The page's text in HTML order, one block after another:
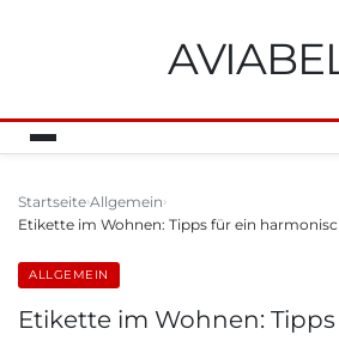
Startseite Allgemein
Etikette im Wohnen: Tipps für ein
ALLGEMEIN
Etikette im Wohnen: